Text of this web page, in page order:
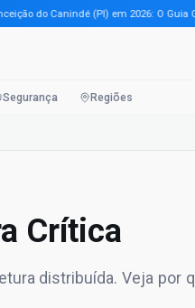
do Canindé (PI) em 2026: O Guia
Segurança Regiões
Crítica
distribuída. Veja por